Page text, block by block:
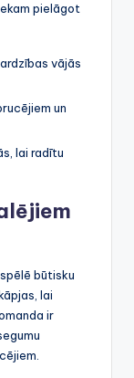
pielāgot
vājās
un
lai radītu
būtisku
lai
ir